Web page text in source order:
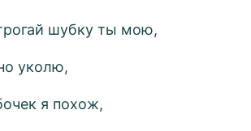
шубку ты мою,
уколю,
я похож,